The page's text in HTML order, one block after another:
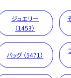
ジュエリー
（1453）
バッグ （5471）